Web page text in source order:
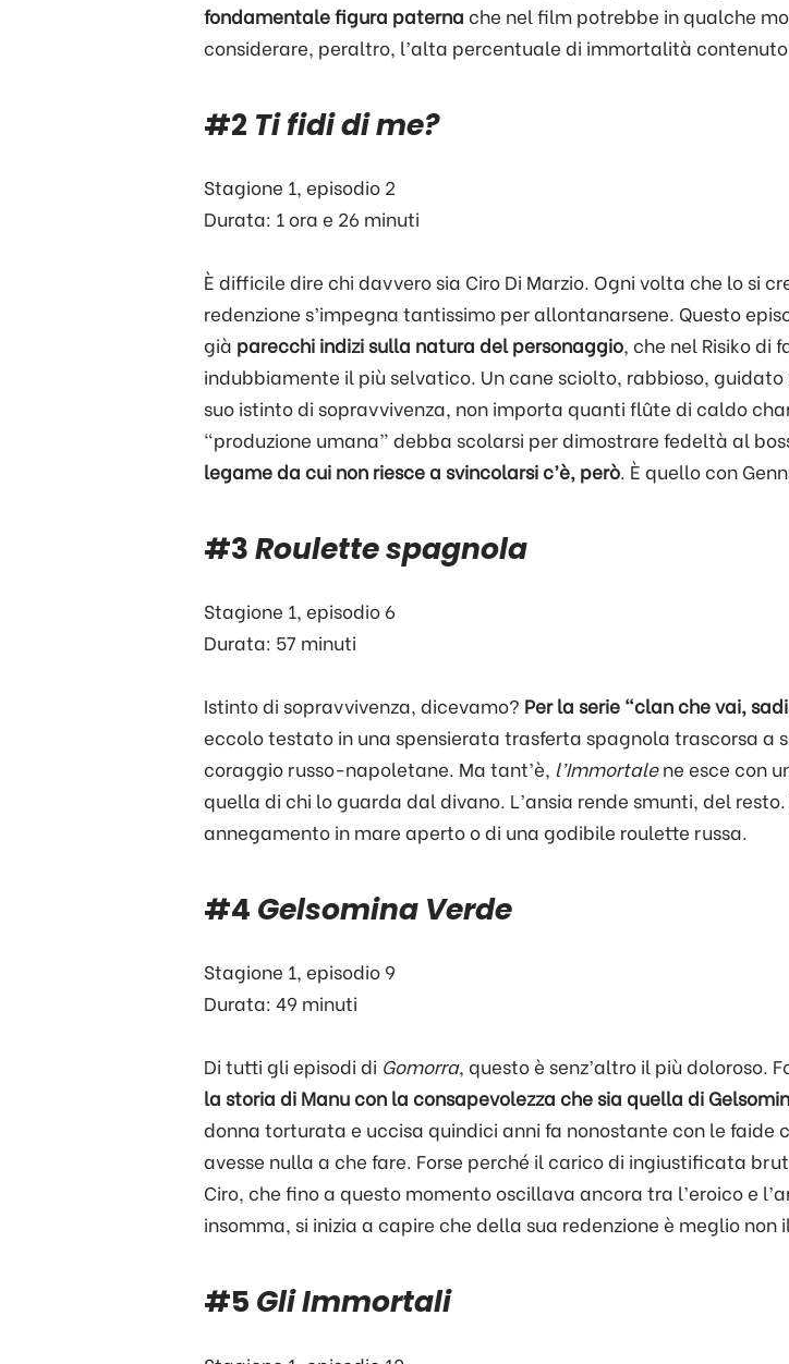
fondamentale figura paterna che nel film potrebbe in qualche
considerare, peraltro, l’alta percentuale di immortalità
#2 Ti fidi di me?
Stagione 1, episodio 2
Durata: 1 ora e 26 minuti
È difficile dire chi davvero sia Ciro Di Marzio. Ogni volta che lo si
redenzione s’impegna tantissimo per allontanarsene. Questo
già parecchi indizi sulla natura del personaggio, che nel Risiko di
indubbiamente il più selvatico. Un cane sciolto, rabbioso,
suo istinto di sopravvivenza, non importa quanti flûte di caldo
“produzione umana” debba scolarsi per dimostrare fedeltà al
legame da cui non riesce a svincolarsi c’è, però. È quello con
#3Roulette spagnola
Stagione 1, episodio 6
Durata: 57 minuti
Istinto di sopravvivenza, dicevamo? Per la serie “clan che vai,
eccolo testato in una spensierata trasferta spagnola trascorsa a
coraggio russo-napoletane. Ma tant’è, l’Immortalene esce con
quella di chi lo guarda dal divano. L’ansia rende smunti, del
annegamento in mare aperto o di una godibile roulette russa.
#4 Gelsomina Verde
Stagione 1, episodio 9
Durata: 49 minuti
Di tutti gli episodi di Gomorra, questo è senz’altro il più doloroso.
la storia di Manu con la consapevolezza che sia quella di
donna torturata e uccisa quindici anni fa nonostante con le faide
avesse nulla a che fare. Forse perché il carico di ingiustificata
Ciro, che fino a questo momento oscillava ancora tra l’eroico e
insomma, si inizia a capire che della sua redenzione è meglio non
#5 Gli Immortali